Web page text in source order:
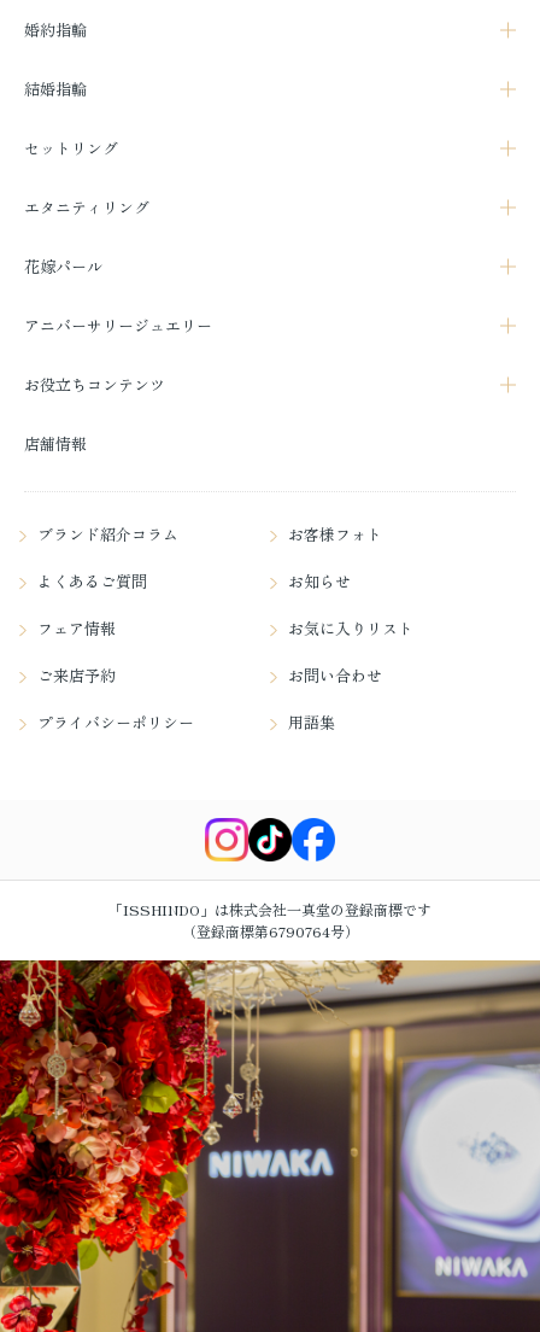
婚約指輪
結婚指輪
セットリング
エタニティリング
花嫁パール
アニバーサリージュエリー
お役立ちコンテンツ
店舗情報
ブランド紹介コラム お客様フォト
よくあるご質問 お知らせ
フェア情報 お気に入りリスト
ご来店予約 お問い合わせ
プライバシーポリシー 用語集
「ISSHINDO」は株式会社一真堂の登録商標です
（登録商標第6790764号）